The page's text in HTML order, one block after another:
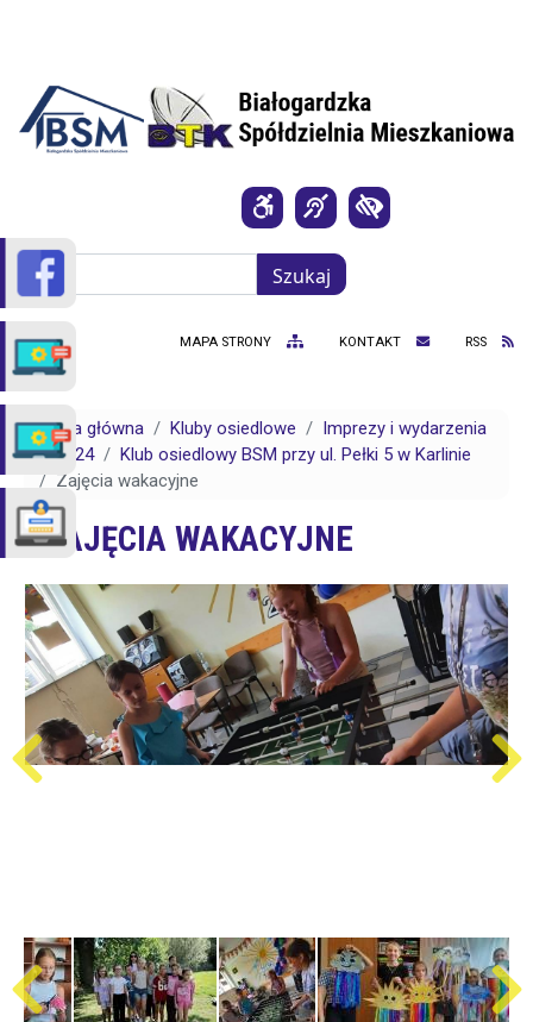
Szukaj
Szukaj
MAPA STRONY KONTAKT RSS
Strona główna Kluby osiedlowe
Imprezy i wydarzenia
2024
Klub osiedlowy BSM przy ul. Pełki 5 w Karlinie
Zajęcia wakacyjne
ZAJĘCIA WAKACYJNE